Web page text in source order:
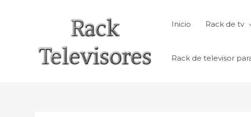
Inicio Rack de tv
Rack de televisor